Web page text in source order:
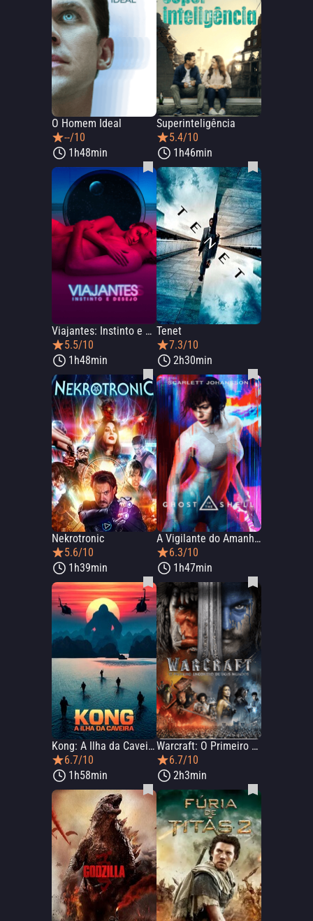
O Homem Ideal
--/10
1h48min
Superinteligência
5.4/10
1h46min
Viajantes: Instinto e Desejo
5.5/10
1h48min
Tenet
7.3/10
2h30min
Nekrotronic
5.6/10
1h39min
A Vigilante do Amanhã: Ghost in the Shell
6.3/10
1h47min
Kong: A Ilha da Caveira (Kong: Skull Island)
6.7/10
1h58min
Warcraft: O Primeiro Encontro de Dois Mundos
6.7/10
2h3min